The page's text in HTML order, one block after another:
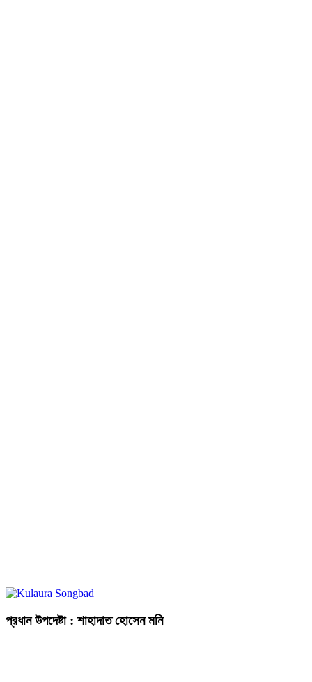
প্রধান উপদেষ্টা : শাহাদাত হোসেন মনি